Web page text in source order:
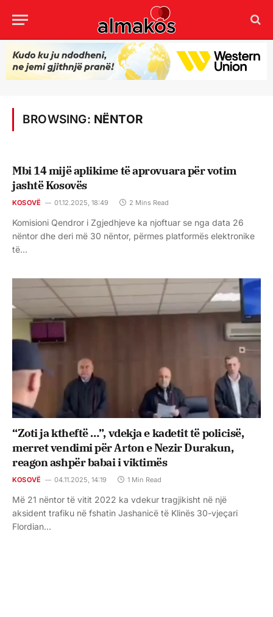
BROWSING: NËNTOR
Mbi 14 mijë aplikime të aprovuara për votim
jashtë Kosovës
KOSOVË 01.12.2025, 18:49 2 Mins Read
Komisioni Qendror i Zgjedhjeve ka njoftuar se nga data 26
nëntor dhe deri më 30 nëntor, përmes platformës elektronike
të…
“Zoti ja ktheftë …”, vdekja e kadetit të policisë,
merret vendimi për Arton e Nezir Durakun,
reagon ashpër babai i viktimës
KOSOVË 04.11.2025, 14:19 1 Min Read
Më 21 nëntor të vitit 2022 ka vdekur tragjikisht në një
aksident trafiku në fshatin Jashanicë të Klinës 30-vjeçari
Flordian…